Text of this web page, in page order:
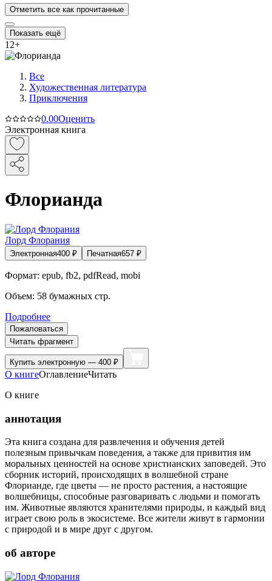
Отметить все как прочитанные
Показать ещё
12+
Все
Художественная литература
Приключения
0.00Оценить
Электронная книга
Флорианда
Лорд Флорания
Электронная400 ₽ Печатная657 ₽
Формат: epub, fb2, pdfRead, mobi
Объем: 58 бумажных стр.
Подробнее
Пожаловаться
Читать фрагмент
Купить электронную — 400 ₽
О книгеОглавлениеЧитать
О книге
аннотация
Эта книга создана для развлечения и обучения детей
полезным привычкам поведения, а также для привития им
моральных ценностей на основе христианских заповедей. Это
сборник историй, происходящих в волшебной стране
Флорианде, где цветы — не просто растения, а настоящие
волшебницы, способные разговаривать с людьми и помогать
им. Животные являются хранителями природы, и каждый вид
играет свою роль в экосистеме. Все жители живут в гармонии
с природой и в мире друг с другом.
об авторе